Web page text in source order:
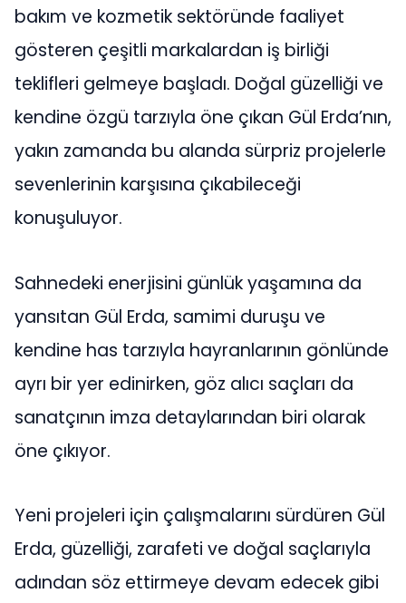
bakım ve kozmetik sektöründe faaliyet
gösteren çeşitli markalardan iş birliği
teklifleri gelmeye başladı. Doğal güzelliği ve
kendine özgü tarzıyla öne çıkan Gül Erda’nın,
yakın zamanda bu alanda sürpriz projelerle
sevenlerinin karşısına çıkabileceği
konuşuluyor.
Sahnedeki enerjisini günlük yaşamına da
yansıtan Gül Erda, samimi duruşu ve
kendine has tarzıyla hayranlarının gönlünde
ayrı bir yer edinirken, göz alıcı saçları da
sanatçının imza detaylarından biri olarak
öne çıkıyor.
Yeni projeleri için çalışmalarını sürdüren Gül
Erda, güzelliği, zarafeti ve doğal saçlarıyla
adından söz ettirmeye devam edecek gibi